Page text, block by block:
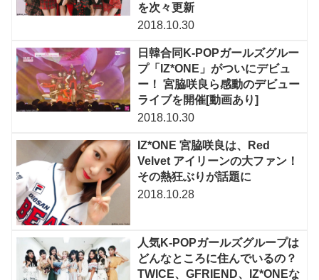
を次々更新
2018.10.30
日韓合同K-POPガールズグルー
プ「IZ*ONE」がついにデビュ
ー！ 宮脇咲良ら感動のデビュー
ライブを開催[動画あり]
2018.10.30
IZ*ONE 宮脇咲良は、Red
Velvet アイリーンの大ファン！
その熱狂ぶりが話題に
2018.10.28
人気K-POPガールズグループは
どんなところに住んでいるの？
TWICE、GFRIEND、IZ*ONEな